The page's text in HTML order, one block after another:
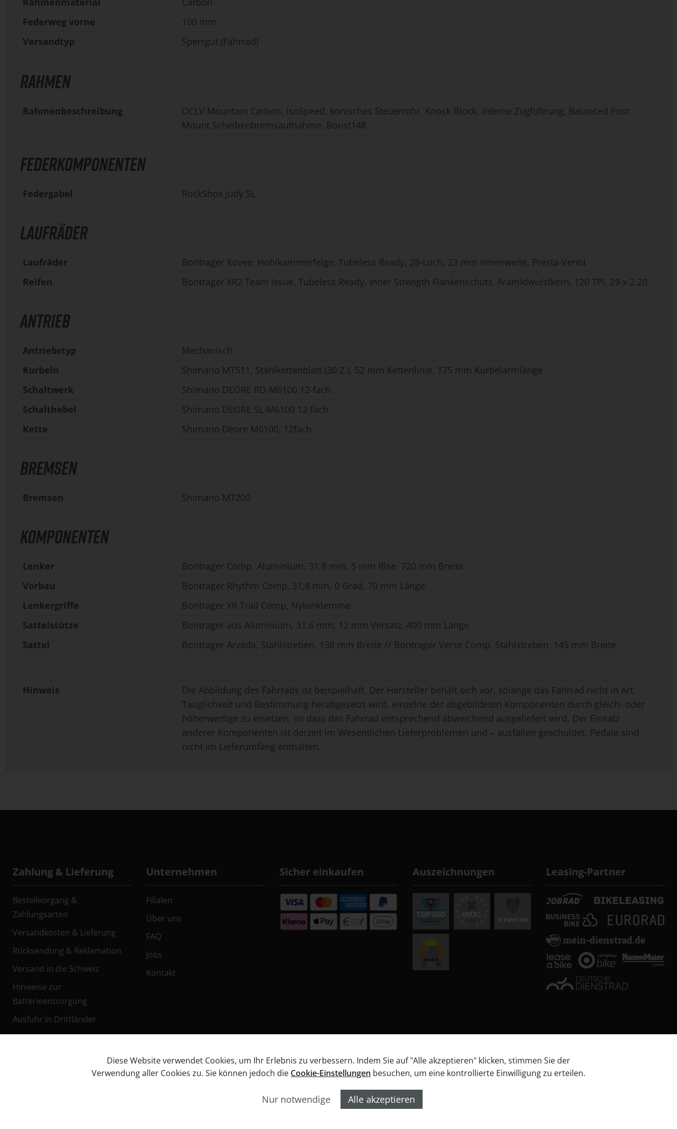
Federweg vorne
100 mm
Versandtyp
Sperrgut (Fahrrad)
RAHMEN
Rahmenbeschreibung
OCLV Mountain Carbon, IsoSpeed, konisches Steuerrohr, Knock Block, interne Zugführung, Balanced Post
Mount Scheibenbremsaufnahme, Boost148
FEDERKOMPONENTEN
Federgabel RockShox Judy SL
LAUFRÄDER
Laufräder
Bontrager Kovee, Hohlkammerfelge, Tubeless Ready, 28-Loch, 23 mm Innenweite, Presta-Ventil
Reifen
Bontrager XR2 Team Issue, Tubeless Ready, Inner Strength Flankenschutz, Aramidwulstkern, 120 TPI, 29 x 2.20
ANTRIEB
Antriebstyp
Mechanisch
Kurbeln
Shimano MT511, Stahlkettenblatt (30 Z.), 52 mm Kettenlinie, 175 mm Kurbelarmlänge
Schaltwerk
Shimano DEORE RD-M6100 12-fach
Schalthebel
Shimano DEORE SL-M6100 12-fach
Kette
Shimano Deore M6100, 12fach
BREMSEN
Bremsen Shimano MT200
KOMPONENTEN
Lenker
Bontrager Comp, Aluminium, 31,8 mm, 5 mm Rise, 720 mm Breite
Vorbau
Bontrager Rhythm Comp, 31,8 mm, 0 Grad, 70 mm Länge
Lenkergriffe
Bontrager XR Trail Comp, Nylonklemme
Sattelstütze
Bontrager aus Aluminium, 31,6 mm, 12 mm Versatz, 400 mm Länge
Sattel
Bontrager Arvada, Stahlstreben, 138 mm Breite // Bontrager Verse Comp, Stahlstreben, 145 mm Breite
Hinweis
Die Abbildung des Fahrrads ist beispielhaft. Der Hersteller behält sich vor, solange das Fahrrad nicht in Art,
Tauglichkeit und Bestimmung herabgesetzt wird, einzelne der abgebildeten Komponenten durch gleich- oder
höherwertige zu ersetzen, so dass das Fahrrad entsprechend abweichend ausgeliefert wird. Der Einsatz
anderer Komponenten ist derzeit im Wesentlichen Lieferproblemen und – ausfällen geschuldet. Pedale sind
nicht im Lieferumfang enthalten.
Zahlung & Lieferung
Bestellvorgang &
Zahlungsarten
Versandkosten & Lieferung
Rücksendung & Reklamation
Versand in die Schweiz
Hinweise zur
Batterieentsorgung
Ausfuhr in Drittländer
Unternehmen
Filialen
Über uns
FAQ
Jobs
Kontakt
Sicher einkaufen Auszeichnungen Leasing-Partner
Datenschutz Widerrufsbelehrung
Diese Website verwendet Cookies, um Ihr Erlebnis zu verbessern. Indem Sie auf "Alle akzeptieren" klicken, stimmen Sie der
Verwendung aller Cookies zu. Sie können jedoch die Cookie-Einstellungen besuchen, um eine kontrollierte Einwilligung zu erteilen.
Nur notwendige Alle akzeptieren